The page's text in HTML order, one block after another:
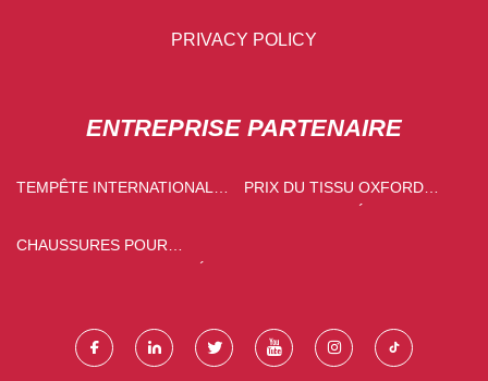
PRIVACY POLICY
ENTREPRISE PARTENAIRE
TEMPÊTE INTERNATIONALE
PRIX DU TISSU OXFORD
CHAUSSURES POUR